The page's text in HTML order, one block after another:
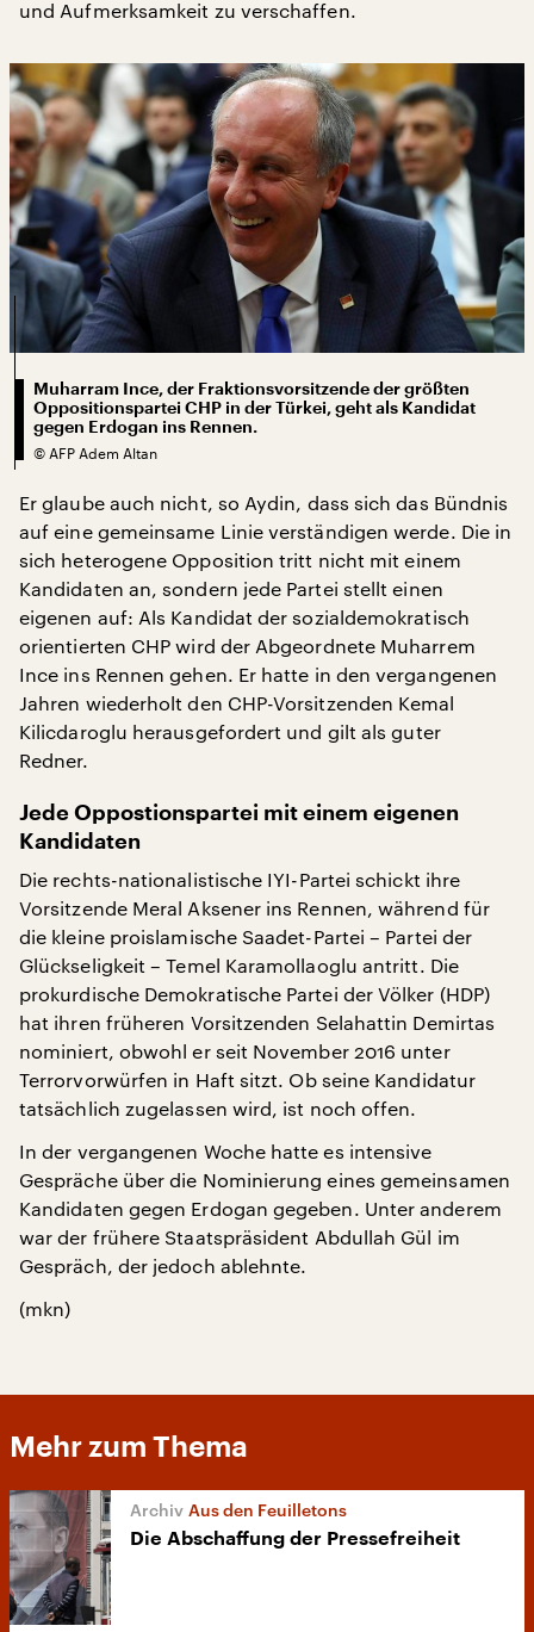
und Aufmerksamkeit zu verschaffen.
Muharram Ince, der Fraktionsvorsitzende der größten
Oppositionspartei CHP in der Türkei, geht als Kandidat
gegen Erdogan ins Rennen.
© AFP Adem Altan
Er glaube auch nicht, so Aydin, dass sich das Bündnis
auf eine gemeinsame Linie verständigen werde. Die in
sich heterogene Opposition tritt nicht mit einem
Kandidaten an, sondern jede Partei stellt einen
eigenen auf: Als Kandidat der sozialdemokratisch
orientierten CHP wird der Abgeordnete Muharrem
Ince ins Rennen gehen. Er hatte in den vergangenen
Jahren wiederholt den CHP-Vorsitzenden Kemal
Kilicdaroglu herausgefordert und gilt als guter
Redner.
Jede Oppostionspartei mit einem eigenen
Kandidaten
Die rechts-nationalistische IYI-Partei schickt ihre
Vorsitzende Meral Aksener ins Rennen, während für
die kleine proislamische Saadet-Partei – Partei der
Glückseligkeit – Temel Karamollaoglu antritt. Die
prokurdische Demokratische Partei der Völker (HDP)
hat ihren früheren Vorsitzenden Selahattin Demirtas
nominiert, obwohl er seit November 2016 unter
Terrorvorwürfen in Haft sitzt. Ob seine Kandidatur
tatsächlich zugelassen wird, ist noch offen.
In der vergangenen Woche hatte es intensive
Gespräche über die Nominierung eines gemeinsamen
Kandidaten gegen Erdogan gegeben. Unter anderem
war der frühere Staatspräsident Abdullah Gül im
Gespräch, der jedoch ablehnte.
(mkn)
Mehr zum Thema
Aus den Feuilletons
Die Abschaffung der Pressefreiheit